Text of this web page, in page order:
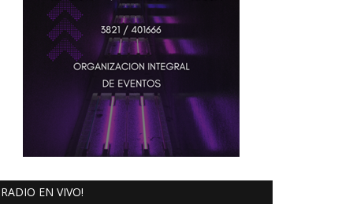
RADIO EN VIVO!